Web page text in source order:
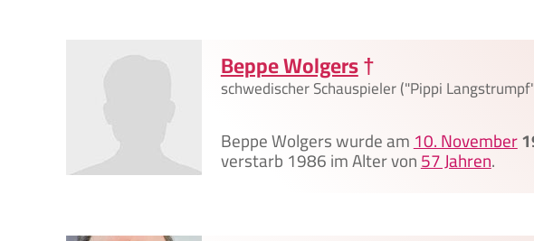
Beppe Wolgers†
schwedischer Schauspieler ("Pippi
Beppe Wolgers wurde am10. November
verstarb 1986 im Alter von57 Jahren.